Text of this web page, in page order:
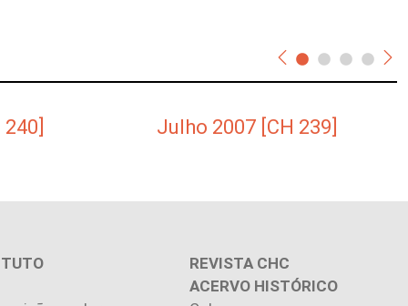
Julho 2007 [CH 239]
REVISTA CHC
ACERVO HISTÓRICO